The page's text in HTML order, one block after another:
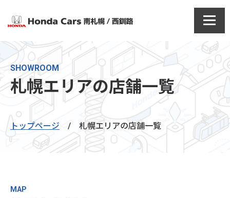
SHOWROOM
札幌エリアの店舗一覧
トップページ / 札幌エリアの店舗一覧
MAP